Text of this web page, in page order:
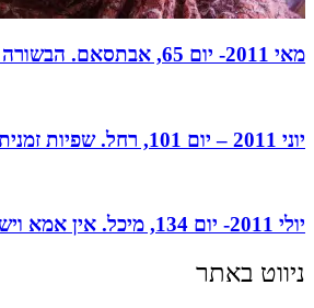
מאי 2011- יום 65, אבתסאם. הבשורה על פי אבתסאם
יוני 2011 – יום 101, רחל. שפיות זמנית
יולי 2011- יום 134, מיכל. אין אמא ויש הרבה.
ניווט באתר